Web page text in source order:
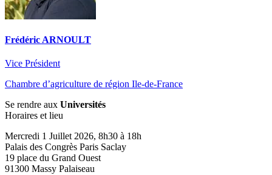
Frédéric ARNOULT
Vice Président
Chambre d’agriculture de région Ile-de-France
Se rendre aux Universités
Horaires et lieu
Mercredi 1 Juillet 2026, 8h30 à 18h
Palais des Congrès Paris Saclay
19 place du Grand Ouest
91300 Massy Palaiseau